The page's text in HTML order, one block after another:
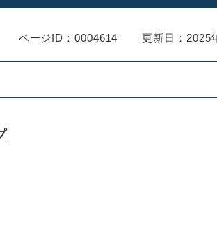
ページID：0004614 更新日：2025